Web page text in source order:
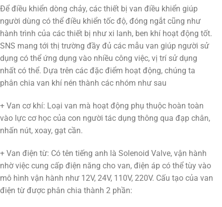
Để điều khiển dòng chảy, các thiết bị van điều khiển giúp
người dùng có thể điều khiển tốc độ, đóng ngắt cũng như
hành trình của các thiết bị như xi lanh, ben khí hoạt động tốt.
SNS mang tới thị trường đầy đủ các mẫu van giúp người sử
dụng có thể ứng dụng vào nhiều công việc, vị trí sử dụng
nhất có thể. Dựa trên các đặc điểm hoạt động, chúng ta
phân chia van khí nén thành các nhóm như sau
+ Van cơ khí: Loại van mà hoạt động phụ thuộc hoàn toàn
vào lực cơ học của con người tác dụng thông qua đạp chân,
nhấn nút, xoay, gạt cần.
+ Van điện từ: Có tên tiếng anh là Solenoid Valve, vận hành
nhờ việc cung cấp điện năng cho van, điện áp có thể tùy vào
mô hình vận hành như 12V, 24V, 110V, 220V. Cấu tạo của van
điện từ được phân chia thành 2 phần: